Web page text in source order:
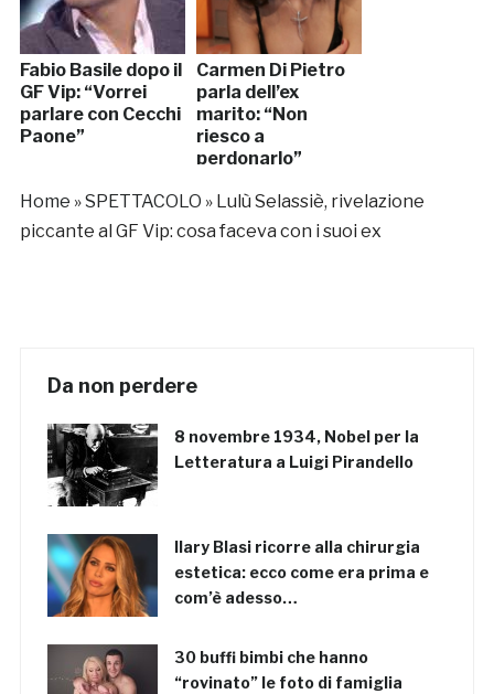
Fabio Basile dopo il
GF Vip: “Vorrei
parlare con Cecchi
Paone”
Carmen Di Pietro
parla dell’ex
marito: “Non
riesco a
perdonarlo”
Home »SPETTACOLO » Lulù Selassiè, rivelazione
piccante al GF Vip: cosa faceva con i suoi ex
Da non perdere
8 novembre 1934, Nobel per la
Letteratura a Luigi Pirandello
Ilary Blasi ricorre alla chirurgia
estetica: ecco come era prima e
com’è adesso…
30 buffi bimbi che hanno
“rovinato” le foto di famiglia